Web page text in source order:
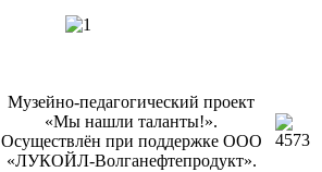
Музейно-педагогический проект
«Мы нашли таланты!».
Осуществлён при поддержке ООО
«ЛУКОЙЛ-Волганефтепродукт».